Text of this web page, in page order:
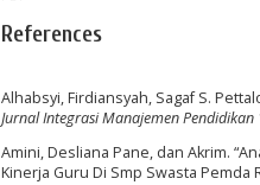
References
Alhabsyi, Firdiansyah, Sagaf S.
Jurnal Integrasi Manajemen Pendidikan
Amini, Desliana Pane, dan Akrim.
Kinerja Guru Di Smp Swasta Pemda